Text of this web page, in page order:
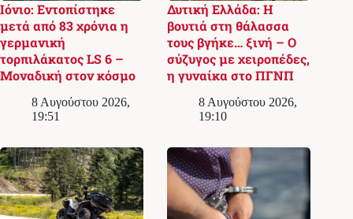
Ιόνιο: Εντοπίστηκε
μετά από 83 χρόνια η
γερμανική
τορπιλάκατος LS 6 –
Μοναδική στον κόσμο
8 Αυγούστου 2026,
19:51
Δυτική Ελλάδα: Η
βουτιά στη θάλασσα
τους βγήκε… ξινή – Ο
σύζυγος με χειροπέδες,
η γυναίκα στο ΠΓΝΠ
8 Αυγούστου 2026,
19:10